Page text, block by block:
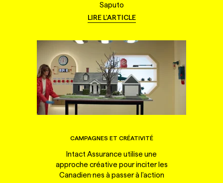
Saputo
LIRE L'ARTICLE
CAMPAGNES ET CRÉATIVITÉ
Intact Assurance utilise une
approche créative pour inciter les
Canadien·nes à passer à l'action